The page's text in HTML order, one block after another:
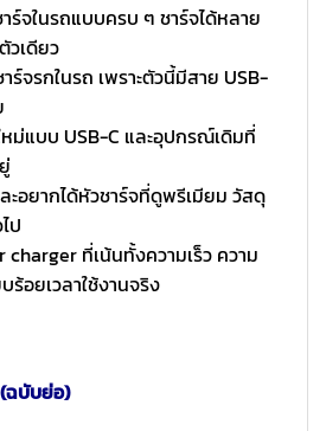
ร์จในรถแบบครบ ๆ ชาร์จได้หลาย
เดียว
ร์จรกในรถ เพราะตัวนี้มีสาย USB-
ม่แบบ USB-C และอุปกรณ์เดิมที่
อยากได้หัวชาร์จที่ดูพรีเมียม วัสดุ
ป
ที่เน้นทั้งความเร็ว ความ
ร้อยเวลาใช้งานจริง
ฉบับย่อ)